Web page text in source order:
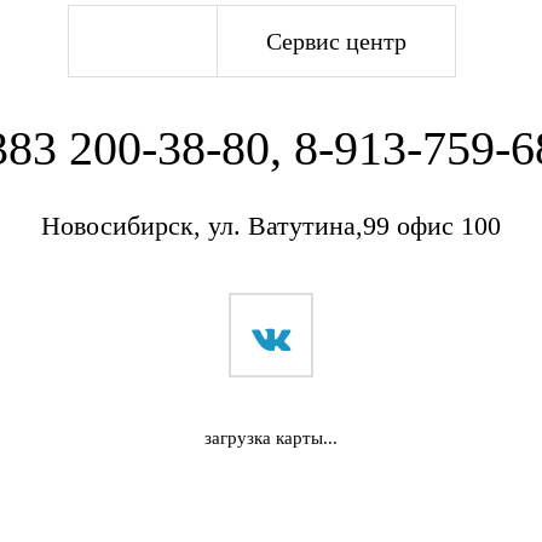
Сервис центр
200-38-80, 8-913-759-
Новосибирск, ул. Ватутина,99 офис 100
загрузка карты...